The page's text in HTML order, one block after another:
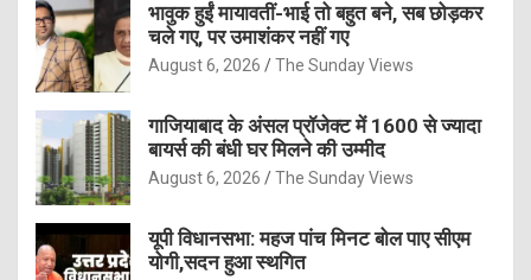
भावुक हुईं मायावतीं-भाई तो बहुत बने, सब छोड़कर
चले गए, पर उमाशंकर नहीं गए
August 6, 2026 The Sunday Views
गाजियाबाद के अंसल प्रॉजेक्ट में 1600 से ज्यादा
बायर्स की बंधी घर मिलने की उम्मीद
August 6, 2026 The Sunday Views
यूपी विधानसभा: महज पांच मिनट बोल पाए सीएम
योगी,सदन हुआ स्थगित